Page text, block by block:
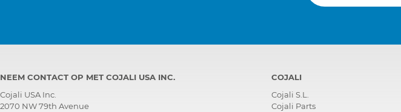
NEEM CONTACT OP MET COJALI USA INC.
Cojali USA Inc.
2070 NW 79th Avenue
COJALI
Cojali S.L.
Cojali Parts